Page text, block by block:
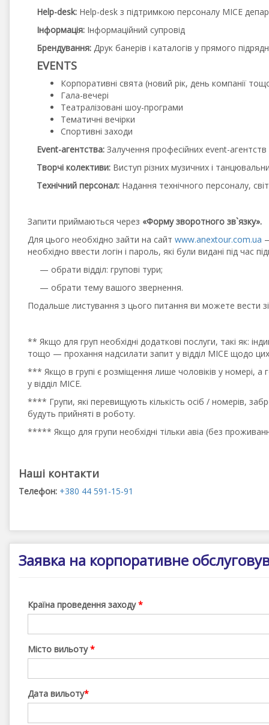
Help-desk: Help-desk з підтримкою персоналу MICE
Інформація: Інформаційний супровід
Брендування: Друк банерів і каталогів у прямого
EVENTS
Корпоративні свята (новий рік, день компанії
Гала-вечері
Театралізовані шоу-програми
Тематичні вечірки
Спортивні заходи
Event-агентства: Залучення професійних event-агентств
Творчі колективи: Виступ різних музичних і
Технічний персонал: Надання технічного персоналу,
Запити приймаються через «Форму зворотного зв`язку».
Для цього необхідно зайти на сайт www.anextour.com.ua
необхідно ввести логін і пароль, які були видані під час
— обрати відділ: групові тури;
— обрати тему вашого звернення.
Подальше листування з цього питання ви можете вести
** Якщо для груп необхідні додаткові послуги, такі як:
тощо — прохання надсилати запит у відділ MICE щодо
*** Якщо в групі є розміщення лише чоловіків у номері, а
у відділ MICE.
**** Групи, які перевищують кількість осіб / номерів,
будуть прийняті в роботу.
***** Якщо для групи необхідні тільки авіа (без
Наші контакти
Телефон: +380 44 591-15-91
Заявка на корпоративне
Країна проведення заходу*
Місто вильоту*
Дата вильоту*